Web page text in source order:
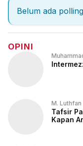
Belum ada
OPINI
M. Luthfan
Tafsir
Kapan